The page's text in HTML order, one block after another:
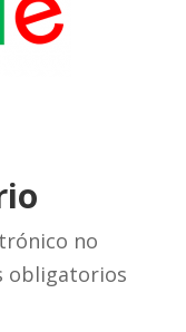
no
obligatorios